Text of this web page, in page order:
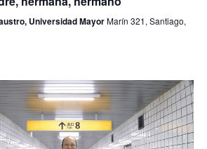
Universidad MayorMarín 321, Santiago,